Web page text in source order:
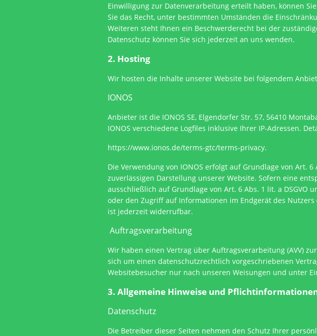
Einwilligung zur Datenverarbeitung erteilt haben, können
Sie das Recht, unter bestimmten Umständen die
Weiteren steht Ihnen ein Beschwerderecht bei der
Datenschutz können Sie sich jederzeit an uns wenden.
2. Hosting
Wir hosten die Inhalte unserer Website bei folgendem
IONOS
Anbieter ist die IONOS SE, Elgendorfer Str. 57, 56410
IONOS verschiedene Logfiles inklusive Ihrer IP-Adressen.
https://www.ionos.de/terms-gtc/terms-privacy.
Die Verwendung von IONOS erfolgt auf Grundlage von Art.
zuverlässigen Darstellung unserer Website. Sofern eine
ausschließlich auf Grundlage von Art. 6 Abs. 1 lit. a DSGVO
oder den Zugriff auf Informationen im Endgerät des Nutzers
ist jederzeit widerrufbar.
Auftragsverarbeitung
Wir haben einen Vertrag über Auftragsverarbeitung (AVV)
sich um einen datenschutzrechtlich vorgeschriebenen
Websitebesucher nur nach unseren Weisungen und unter
3. Allgemeine Hinweise und
Datenschutz
Die Betreiber dieser Seiten nehmen den Schutz Ihrer